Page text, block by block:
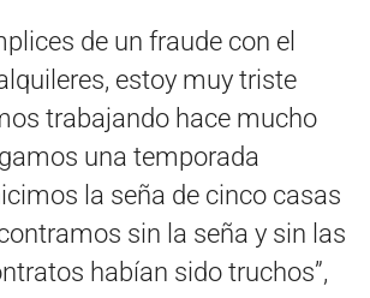
de un fraude con el
estoy muy triste
trabajando hace mucho
una temporada
la seña de cinco casas
sin la seña y sin las
habían sido truchos”,